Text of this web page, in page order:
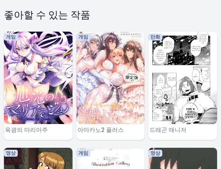
좋아할 수 있는 작품
게임
욱광의 마리아주
게임
아마카노2 플러스
만화
드래곤 매니저
영상 게임 영상